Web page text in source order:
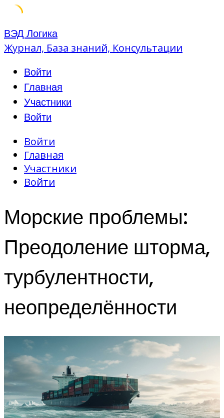
Skip
to
ВЭД Логика
Журнал, База знаний, Консультации
Войти
Главная
Участники
Войти
Войти
Главная
Участники
Войти
Морские проблемы:
Преодоление шторма,
турбулентности,
неопределённости